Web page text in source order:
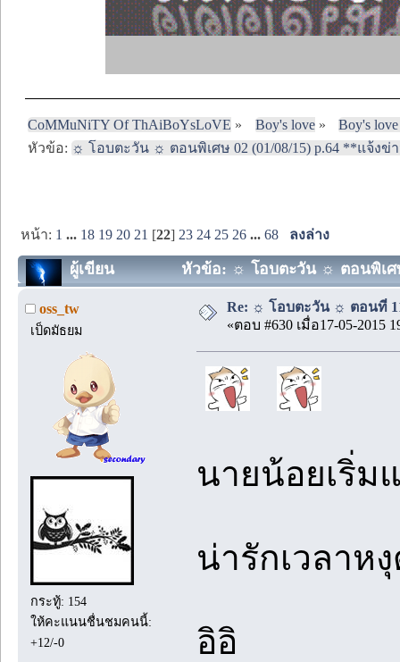
CoMMuNiTY Of ThAiBoYsLoVE » Boy's love»
Boy's
หัวข้อ: ☼ โอบตะวัน ☼ ตอนพิเศษ 02 (01/08/15) p.64 **แจ้งข่
หน้า: 1 ... 18 19 20 21 [22] 23 24 25 26 ...68 ลงล่าง
ผู้เขียน หัวข้อ: ☼ โอบตะวัน ☼ ตอนพิเศษ
oss_tw
เป็ดมัธยม
กระทู้: 154
ให้คะแนนชื่นชมคนนี้:
+12/-0
Re: ☼ โอบตะวัน ☼ ตอนที่ 11
«ตอบ #630 เมื่อ17-05-2015
นายน้อยเริ่ม
น่ารักเวลาห
อิอิ